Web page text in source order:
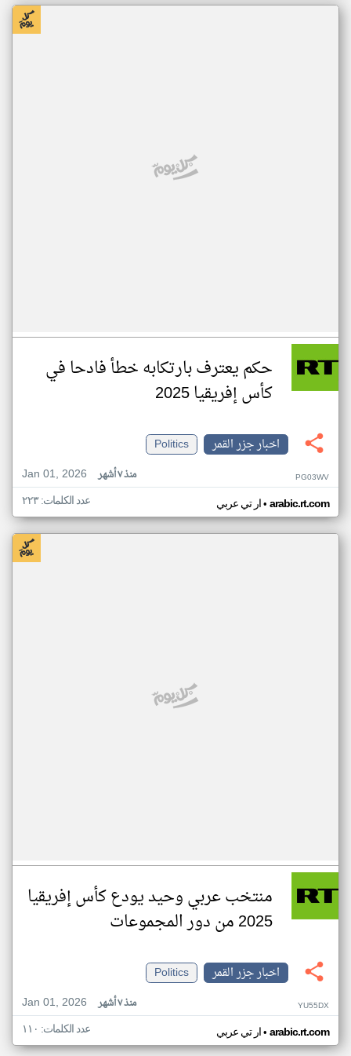
حكم يعترف بارتكابه خطأ فادحا في
كأس إفريقيا 2025
اخبار جزر القمر
Politics
Jan 01, 2026
منذ ٧ أشهر PG03WV
ار تي عربي• arabic.rt.com عدد الكلمات: ٢٢٣
منتخب عربي وحيد يودع كأس إفريقيا
2025 من دور المجموعات
اخبار جزر القمر
Politics
Jan 01, 2026
منذ ٧ أشهر YU55DX
ار تي عربي• arabic.rt.com عدد الكلمات: ١١٠